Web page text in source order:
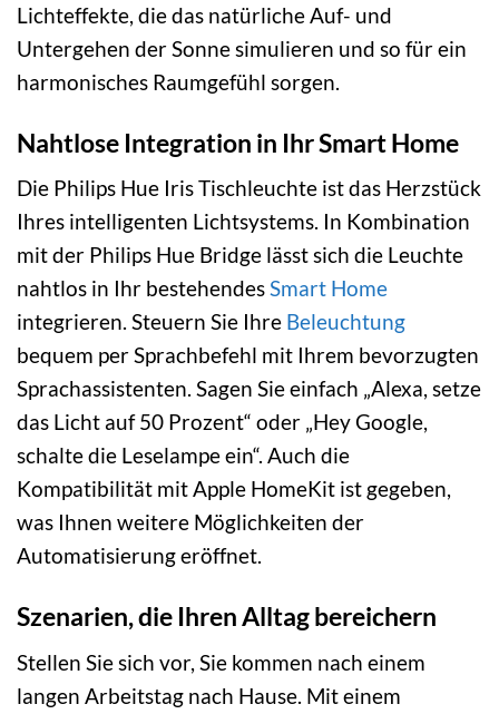
Lichteffekte, die das natürliche Auf- und
Untergehen der Sonne simulieren und so für ein
harmonisches Raumgefühl sorgen.
Nahtlose Integration in Ihr Smart Home
Die Philips Hue Iris Tischleuchte ist das Herzstück
Ihres intelligenten Lichtsystems. In Kombination
mit der Philips Hue Bridge lässt sich die Leuchte
nahtlos in Ihr bestehendesSmart Home
integrieren. Steuern Sie Ihre Beleuchtung
bequem per Sprachbefehl mit Ihrem bevorzugten
Sprachassistenten. Sagen Sie einfach „Alexa, setze
das Licht auf 50 Prozent“ oder „Hey Google,
schalte die Leselampe ein“. Auch die
Kompatibilität mit Apple HomeKit ist gegeben,
was Ihnen weitere Möglichkeiten der
Automatisierung eröffnet.
Szenarien, die Ihren Alltag bereichern
Stellen Sie sich vor, Sie kommen nach einem
langen Arbeitstag nach Hause. Mit einem